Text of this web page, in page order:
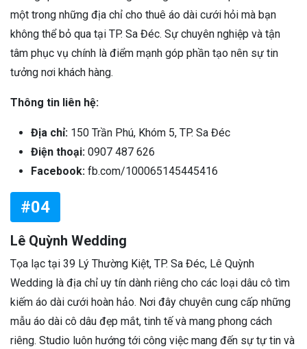
một trong những địa chỉ cho thuê áo dài cưới hỏi mà bạn
không thể bỏ qua tại TP. Sa Đéc. Sự chuyên nghiệp và tận
tâm phục vụ chính là điểm mạnh góp phần tạo nên sự tin
tưởng nơi khách hàng.
Thông tin liên hệ:
Địa chỉ: 150 Trần Phú, Khóm 5, TP. Sa Đéc
Điện thoại: 0907 487 626
Facebook: fb.com/100065145445416
#04
Lê Quỳnh Wedding
Tọa lạc tại 39 Lý Thường Kiệt, TP. Sa Đéc, Lê Quỳnh
Wedding là địa chỉ uy tín dành riêng cho các loại dâu cô tìm
kiếm áo dài cưới hoàn hảo. Nơi đây chuyên cung cấp những
mẫu áo dài cô dâu đẹp mắt, tinh tế và mang phong cách
riêng. Studio luôn hướng tới công việc mang đến sự tự tin và